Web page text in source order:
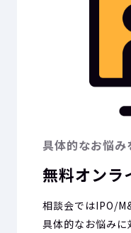
具体的なお悩
無料オンラ
相談会ではIPO/
具体的なお悩みに